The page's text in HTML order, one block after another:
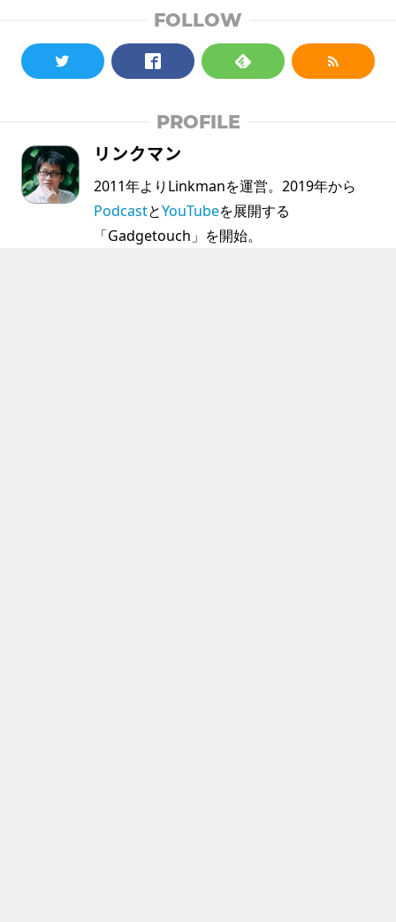
FOLLOW
PROFILE
リンクマン
2011年よりLinkmanを運営。2019年から
PodcastとYouTubeを展開する
「Gadgetouch」を開始。